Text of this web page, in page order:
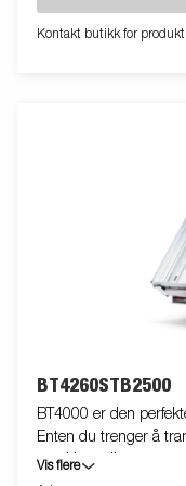
avtakbare
annet ekstrautstyr fra
funksjonell. Bildene
valgfritt utstyr. Frakt,
Kontakt butikk for produkt
BT4260STB2500
BT4000 er den
Enten du trenger å
maskiner eller annet
Vis flere